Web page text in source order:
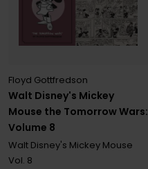
Walt Disney's Mickey
Mouse the Tomorrow Wars:
Volume 8
Floyd Gottfredson
Walt Disney's Mickey Mouse
Vol. 8